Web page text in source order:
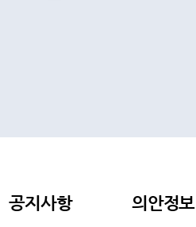
공지사항 의안정보